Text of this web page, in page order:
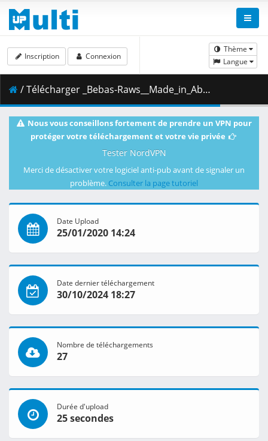
Thème
Langue
Inscription Connexion
/ Télécharger _Bebas-Raws__Made_in_Abyss_Movie_2_-_Hourou_Suru_Tasogare__WEB_1080p_Hi10P_EAC3_AAC___300DA2AF_.mkv.004 ( 488.99 MB )
Nous vous conseillons fortement de prendre un VPN pour
protéger votre téléchargement et votre vie privée
Tester NordVPN
Merci de désactiver votre logiciel anti-pub avant de signaler un
problème. Consulter la page tutoriel
Date Upload
25/01/2020 14:24
Date dernier téléchargement
30/10/2024 18:27
Nombre de téléchargements
27
Durée d'upload
25 secondes